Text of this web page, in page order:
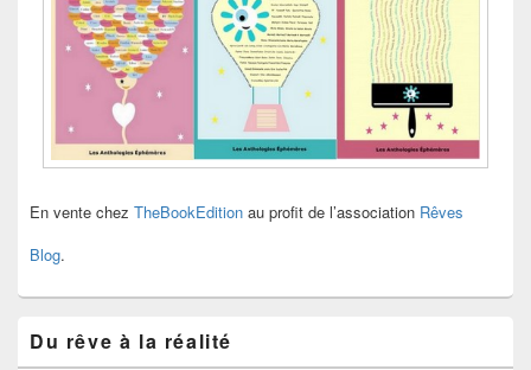
En vente chez TheBookEdition au profit de l’association Rêves
Blog.
Du rêve à la réalité